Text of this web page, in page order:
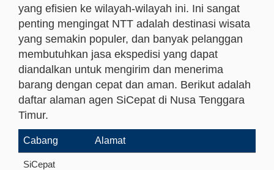
yang efisien ke wilayah-wilayah ini. Ini sangat
penting mengingat NTT adalah destinasi wisata
yang semakin populer, dan banyak pelanggan
membutuhkan jasa ekspedisi yang dapat
diandalkan untuk mengirim dan menerima
barang dengan cepat dan aman. Berikut adalah
daftar alaman agen SiCepat di Nusa Tenggara
Timur.
Cabang Alamat
SiCepat